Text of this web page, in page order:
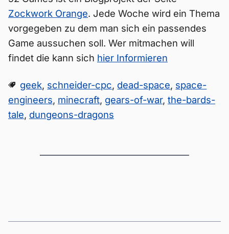
Zockwork Orange. Jede Woche wird ein Thema
vorgegeben zu dem man sich ein passendes
Game aussuchen soll. Wer mitmachen will
findet die kann sich hier Informieren
geek, schneider-cpc, dead-space, space-
engineers, minecraft, gears-of-war, the-bards-
tale, dungeons-dragons